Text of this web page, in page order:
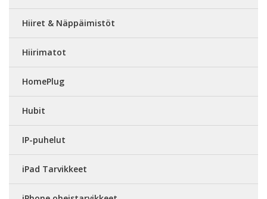
Hiiret & Näppäimistöt
Hiirimatot
HomePlug
Hubit
IP-puhelut
iPad Tarvikkeet